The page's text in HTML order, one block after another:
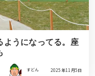
ようになってる。座
すどん 2025年11月5日